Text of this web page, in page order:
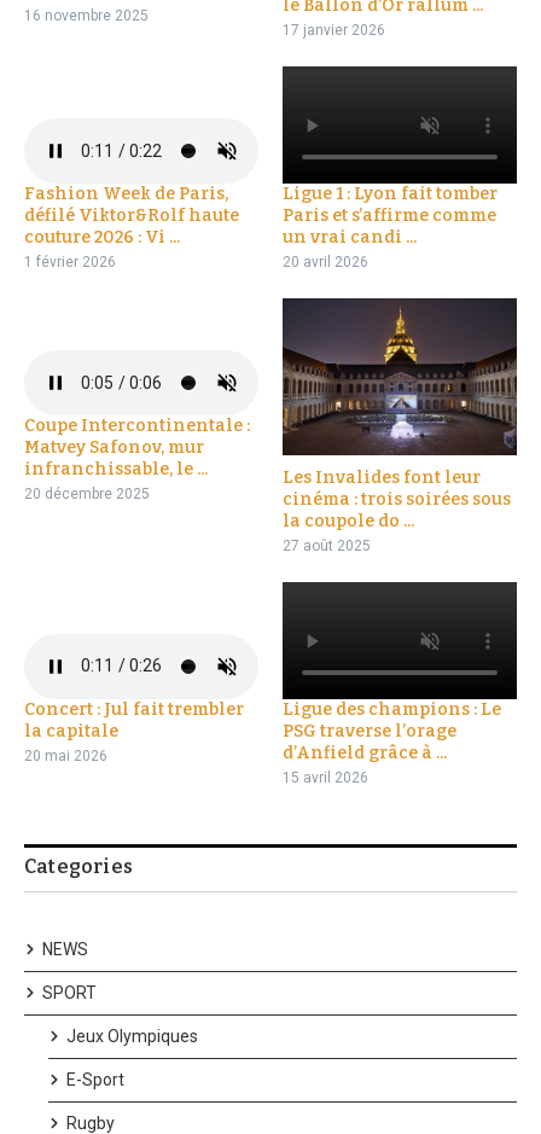
16 novembre 2025 le Ballon d’Or rallum ...
17 janvier 2026
Fashion Week de Paris,
défilé Viktor&Rolf haute
couture 2026 : Vi ...
1 février 2026
Ligue 1 : Lyon fait tomber
Paris et s’affirme comme
un vrai candi ...
20 avril 2026
Coupe Intercontinentale :
Matvey Safonov, mur
infranchissable, le ...
20 décembre 2025
Les Invalides font leur
cinéma : trois soirées sous
la coupole do ...
27 août 2025
Concert : Jul fait trembler
la capitale
20 mai 2026
Ligue des champions : Le
PSG traverse l’orage
d’Anfield grâce à ...
15 avril 2026
Categories
NEWS
SPORT
Jeux Olympiques
E-Sport
Rugby